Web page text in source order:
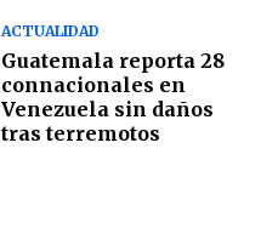
ACTUALIDAD
Guatemala reporta 28
connacionales en
Venezuela sin daños
tras terremotos